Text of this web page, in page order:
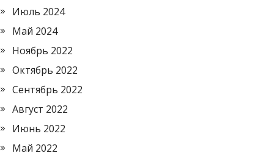
Июль 2024
Май 2024
Ноябрь 2022
Октябрь 2022
Сентябрь 2022
Август 2022
Июнь 2022
Май 2022